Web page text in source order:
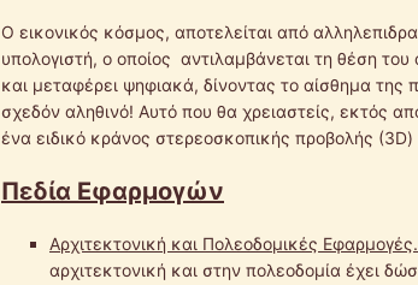
Ο εικονικός κόσμος, αποτελείται από
υπολογιστή, ο οποίος αντιλαμβάνεται τη θέση του
και μεταφέρει ψηφιακά, δίνοντας το αίσθημα
σχεδόν αληθινό! Αυτό που θα χρειαστείς, εκτός
ένα ειδικό κράνος στερεοσκοπικής προβολής (3D)
Πεδία Εφαρμογών
Αρχιτεκτονική και Πολεοδομικές Εφαρμογές.
αρχιτεκτονική και στην πολεοδομία έχει